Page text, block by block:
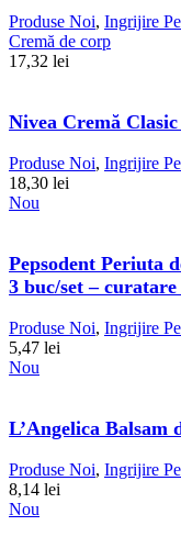
Produse Noi, Ingrijire
Cremă de corp
17,32 lei
Nivea Cremă
Produse Noi, Ingrijire
18,30 lei
Nou
Pepsodent Periuta
3 buc/set –
Produse Noi, Ingrijire
5,47 lei
Nou
L’Angelica Balsam
Produse Noi, Ingrijire
8,14 lei
Nou